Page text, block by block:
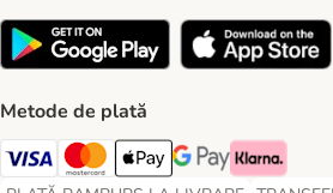
Metode de plată
Visa Payment Method
Master Card Payment Method
Apple Pay Payment Method
Google Pay Payment
Klarna